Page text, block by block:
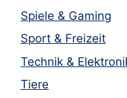
Spiele & Gaming
Sport & Freizeit
Technik &
Tiere